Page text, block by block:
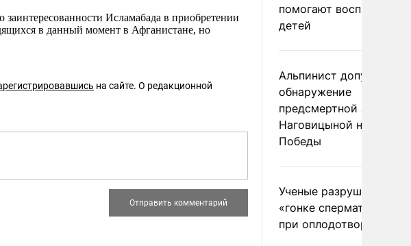
Исламабада в приобретении
в данный момент в Афганистане, но
на сайте. О редакционной
помогают воспитывать
детей
Альпинист допустил
обнаружение
предсмертной записки
Наговицыной на пике
Победы
Ученые разрушили миф
«гонке
при оплодотворении